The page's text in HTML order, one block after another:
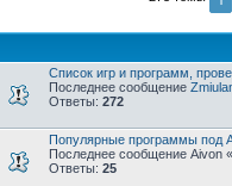
Список игр и программ,
Последнее сообщение
Ответы: 272
Популярные программы под
Последнее сообщение Aivon «
Ответы: 25